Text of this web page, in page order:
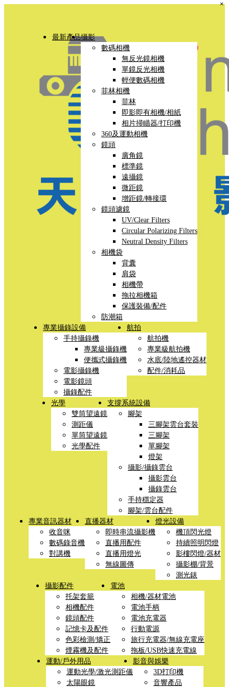
最新產品攝影
數碼相機
無反光鏡相機
單鏡反光相機
輕便數碼相機
菲林相機
菲林
即影即有相機/相紙
相片掃瞄器/打印機
360及運動相機
鏡頭
廣角鏡
標準鏡
遠攝鏡
微距鏡
增距鏡/轉接環
鏡頭濾鏡
UV/Clear Filters
Circular Polarizing Filters
Neutral Density Filters
相機袋
背囊
肩袋
相機帶
拖拉相機箱
保護裝備/配件
防潮箱
專業攝錄設備
手持攝錄機
專業級攝錄機
便攜式攝錄機
電影攝錄機
電影鏡頭
攝錄配件
航拍
航拍機
專業級航拍機
水底/陸地遙控器材
配件/消耗品
光學
雙筒望遠鏡
測距儀
單筒望遠鏡
光學配件
支撐系統設備
腳架
三腳架雲台套裝
三腳架
單腳架
燈架
攝影/攝錄雲台
攝影雲台
攝錄雲台
手持穩定器
腳架/雲台配件
專業音訊器材
收音咪
數碼錄音機
對講機
直播器材
即時串流攝影機
直播用配件
直播用燈光
無線圖傳
燈光設備
機頂閃光燈
持續照明閃燈
影樓閃燈/器材
攝影棚/背景
測光錶
攝影配件
托架套籠
相機配件
鏡頭配件
記憶卡及配件
色彩檢測/矯正
煙霧機及配件
電池
相機/器材電池
電池手柄
電池充電器
行動電源
旅行充電器/無線充電座
拖板/USB快速充電線
運動/戶外用品
運動光學/激光測距儀
太陽眼鏡
影音與娛樂
3D打印機
音響產品
×